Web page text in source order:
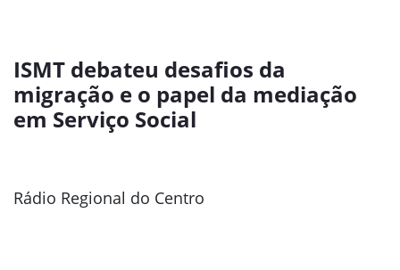
ISMT debateu desafios da
migração e o papel da mediação
em Serviço Social
Rádio Regional do Centro